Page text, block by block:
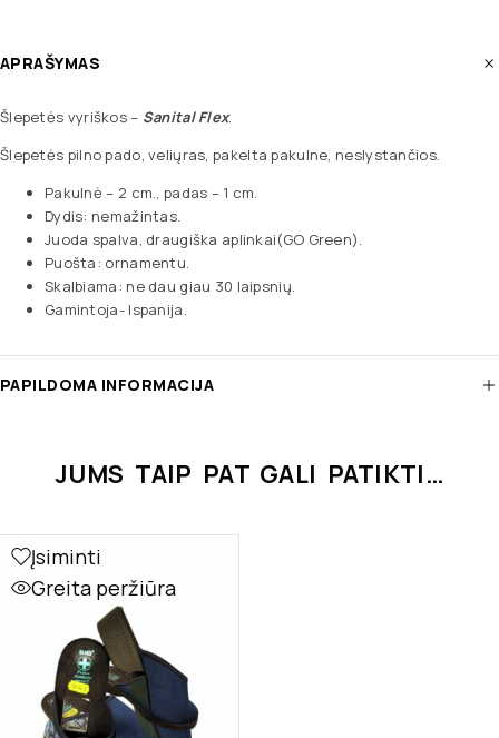
APRAŠYMAS
Šlepetės vyriškos – Sanital Flex.
Šlepetės pilno pado, veliųras, pakelta pakulne, neslystančios.
Pakulnė – 2 cm., padas – 1 cm.
Dydis: nemažintas.
Juoda spalva, draugiška aplinkai(GO Green).
Puošta: ornamentu.
Skalbiama: ne dau giau 30 laipsnių.
Gamintoja- Ispanija.
PAPILDOMA INFORMACIJA
JUMS TAIP PAT GALI PATIKTI…
Įsiminti
Greita peržiūra